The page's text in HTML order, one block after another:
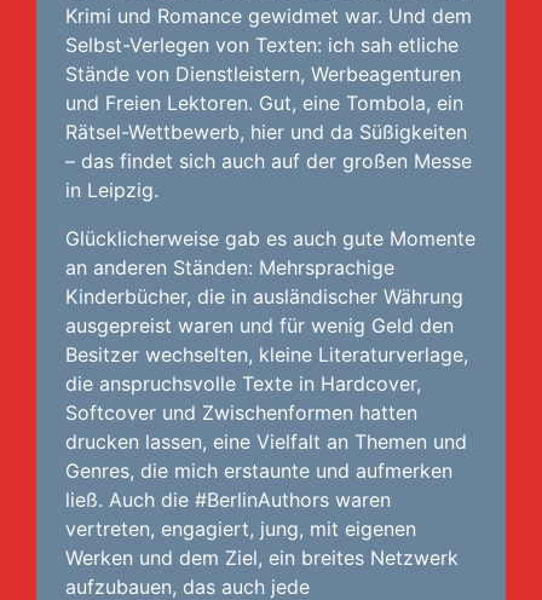
Krimi und Romance gewidmet war. Und dem
Selbst-Verlegen von Texten: ich sah etliche
Stände von Dienstleistern, Werbeagenturen
und Freien Lektoren. Gut, eine Tombola, ein
Rätsel-Wettbewerb, hier und da Süßigkeiten
– das findet sich auch auf der großen Messe
in Leipzig.
Glücklicherweise gab es auch gute Momente
an anderen Ständen: Mehrsprachige
Kinderbücher, die in ausländischer Währung
ausgepreist waren und für wenig Geld den
Besitzer wechselten, kleine Literaturverlage,
die anspruchsvolle Texte in Hardcover,
Softcover und Zwischenformen hatten
drucken lassen, eine Vielfalt an Themen und
Genres, die mich erstaunte und aufmerken
ließ. Auch die #BerlinAuthors waren
vertreten, engagiert, jung, mit eigenen
Werken und dem Ziel, ein breites Netzwerk
aufzubauen, das auch jede